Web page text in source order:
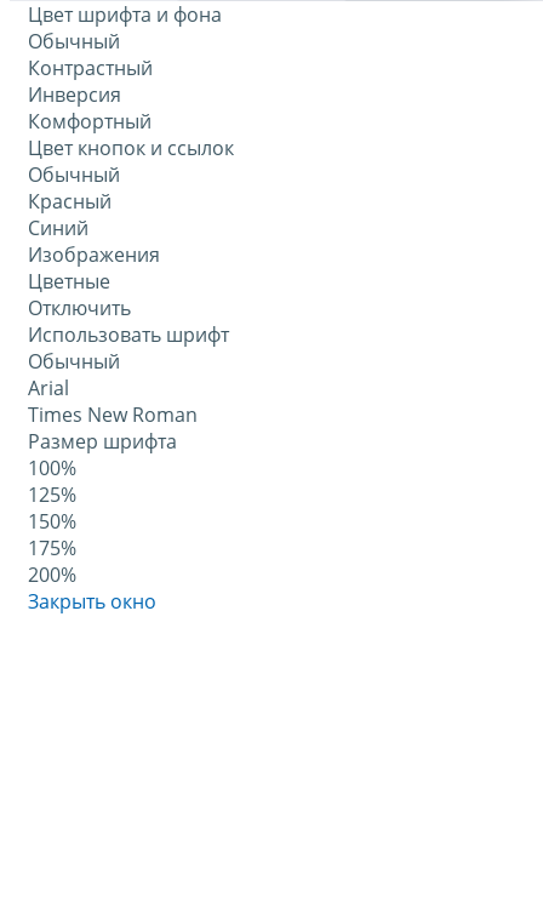
Цвет шрифта и фона
Обычный
Контрастный
Инверсия
Комфортный
Цвет кнопок и ссылок
Обычный
Красный
Синий
Изображения
Цветные
Отключить
Использовать шрифт
Обычный
Arial
Times New Roman
Размер шрифта
100%
125%
150%
175%
200%
Закрыть окно